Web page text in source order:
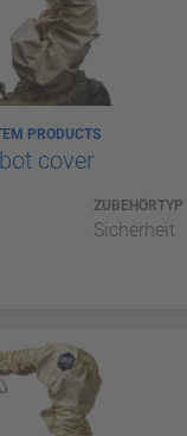
PRODUCTS
cover
ZUBEHÖRTYP
Sicherheit